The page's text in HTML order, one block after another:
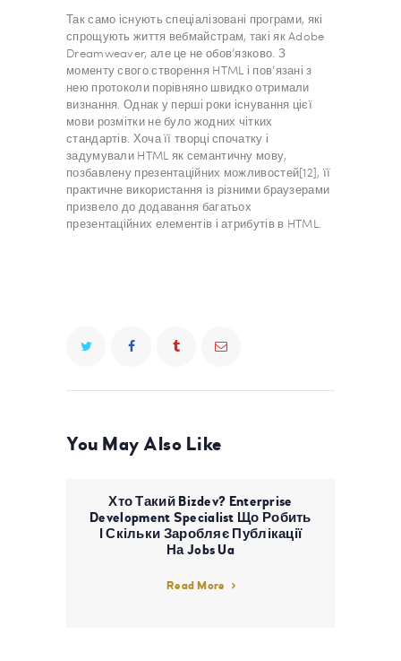
Так само існують спеціалізовані програми, які
спрощують життя вебмайстрам, такі як Adobe
Dreamweaver, але це не обов’язково. З
моменту свого створення HTML і пов’язані з
нею протоколи порівняно швидко отримали
визнання. Однак у перші роки існування цієї
мови розмітки не було жодних чітких
стандартів. Хоча її творці спочатку і
задумували HTML як семантичну мову,
позбавлену презентаційних можливостей[12], її
практичне використання із різними браузерами
призвело до додавання багатьох
презентаційних елементів і атрибутів в HTML.
You May Also Like
Хто Такий Bizdev? Enterprise
Development Specialist Що Робить
І Скільки Заробляє Публікації
На Jobs Ua
Read More